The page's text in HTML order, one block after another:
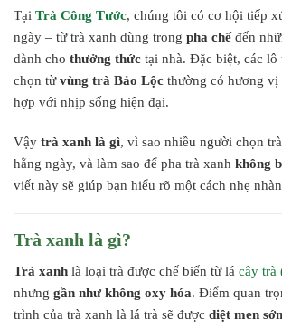
Tại Trà Công Tước, chúng tôi có cơ hội tiếp
ngày – từ trà xanh dùng trong pha chếđến
dành cho thưởng thức tại nhà. Đặc biệt, các lô
chọn từvùng trà Bảo Lộc thường có hương vị
hợp với nhịp sống hiện đại.
Vậy trà xanh là gì, vì sao nhiều người chọn
hằng ngày, và làm sao để pha trà xanh không
viết này sẽ giúp bạn hiểu rõ một cách nhẹ
Trà xanh là gì?
Trà xanh là loại trà được chế biến từ lá cây trà
nhưng gần như không oxy hóa. Điểm quan
trình của trà xanh là lá trà sẽ được diệt men